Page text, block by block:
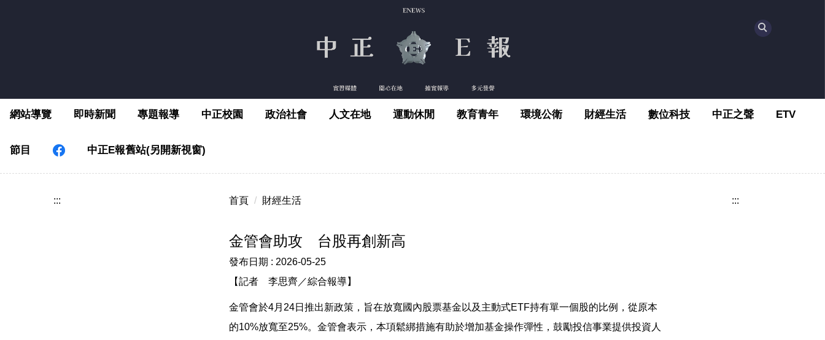
區
網站導覽 即時新聞 專題報導 中正校園 政治社會 人文在地 運動休閒 教育青年 環境公衛 財經生活 數位科技 中正之聲 ETV
節目 中正E報舊站(另開新視窗)
::: 首頁 財經生活
金管會助攻 台股再創新高
發布日期 : 2026-05-25
【記者 李思齊／綜合報導】
金管會於4月24日推出新政策，旨在放寬國內股票基金以及主動式ETF持有單一個股的比例，從原本
的10%放寬至25%。金管會表示，本項鬆綁措施有助於增加基金操作彈性，鼓勵投信事業提供投資人
:::